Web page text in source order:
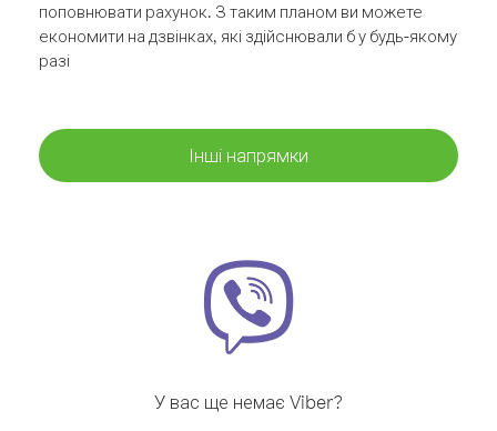
поповнювати рахунок. З таким планом ви можете
економити на дзвінках, які здійснювали б у будь-якому
разі
Інші напрямки
У вас ще немає Viber?